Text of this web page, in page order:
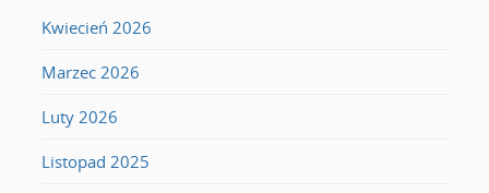
Kwiecień 2026
Marzec 2026
Luty 2026
Listopad 2025